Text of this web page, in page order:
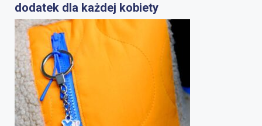
dodatek dla każdej kobiety